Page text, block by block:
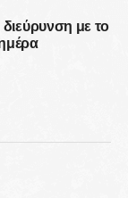
με το